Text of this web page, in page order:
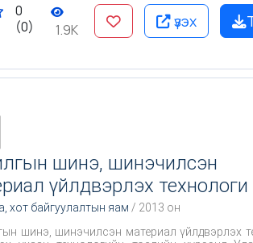
эргэлтийн усан хангамжийн систем,
зэрэг инженерийн байгууламж,
бүтээцийн хэсэг орно. Тухайлбал
болон үерийн усны хамгаалалтын
бүтээцүүдийг бат бэх,
нь бодолцож бетон болон төмөрбетоноор
0
(0)
1.9K үзэх
шинэ, шинэчилсэн
үйлдвэрлэх технологи
хот байгуулалтын яам / 2013 он
шинэ, шинэчилсэн материал үйлдвэрлэх